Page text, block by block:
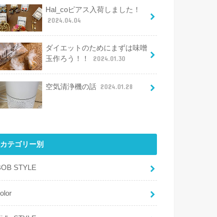
Hal_coピアス入荷しました！
2024.04.04
ダイエットのためにまずは味噌
玉作ろう！！
2024.01.30
空気清浄機の話 2024.01.28
カテゴリー別
STYLE